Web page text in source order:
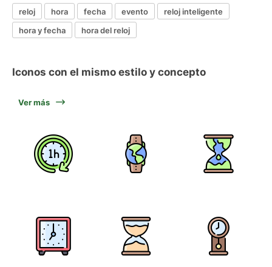
reloj hora fecha evento
reloj inteligente
hora y fecha
hora del reloj
Iconos con el mismo estilo y concepto
Ver más